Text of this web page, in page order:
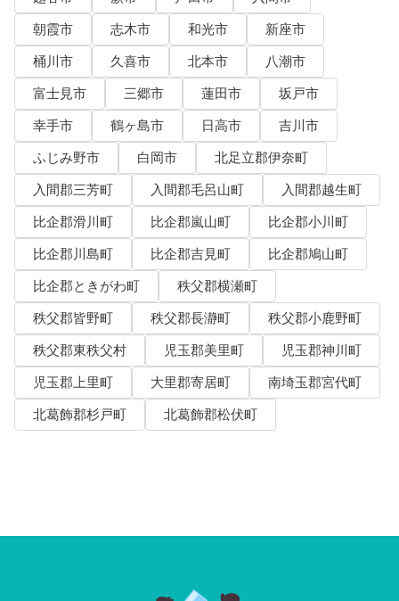
朝霞市
志木市 和光市
新座市
桶川市
久喜市 北本市
八潮市
富士見市
三郷市 蓮田市
坂戸市
幸手市
鶴ヶ島市 日高市
吉川市
ふじみ野市
白岡市
北足立郡伊奈町
入間郡三芳町
入間郡毛呂山町
入間郡越生町
比企郡滑川町
比企郡嵐山町
比企郡小川町
比企郡川島町
比企郡吉見町
比企郡鳩山町
比企郡ときがわ町
秩父郡横瀬町
秩父郡皆野町
秩父郡長瀞町
秩父郡小鹿野町
秩父郡東秩父村
児玉郡美里町
児玉郡神川町
児玉郡上里町
大里郡寄居町
南埼玉郡宮代町
北葛飾郡杉戸町
北葛飾郡松伏町